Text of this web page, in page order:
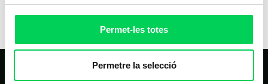
Permet-les totes
Permetre la selecció